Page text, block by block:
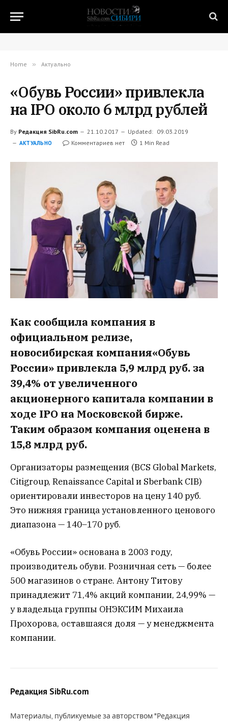
Home » Актуально
«Обувь России» привлекла
на IPO около 6 млрд рублей
By Редакция SibRu.com 21.10.2017 Updated: 09.03.2019
АКТУАЛЬНО Комментариев нет 1 Min Read
Как сообщила компания в
официальном релизе,
новосибирская компания«Обувь
России» привлекла 5,9 млрд руб. за
39,4% от увеличенного
акционерного капитала компании в
ходе IPO на Московской бирже.
Таким образом компания оценена в
15,8 млрд руб.
Организаторы размещения (BCS Global Markets,
Citigroup, Renaissance Capital и Sberbank CIB)
ориентировали инвесторов на цену 140 руб.
Это нижняя граница установленного ценового
диапазона — 140–170 руб.
«Обувь России» основана в 2003 году,
производитель обуви. Розничная сеть — более
500 магазинов о стране. Антону Титову
принадлежит 71,4% акций компании, 24,99% —
у владельца группы ОНЭКСИМ Михаила
Прохорова, оставшаяся доля — у менеджмента
компании.
Редакция SibRu.com
Материалы, публикуемые за авторством "Редакция